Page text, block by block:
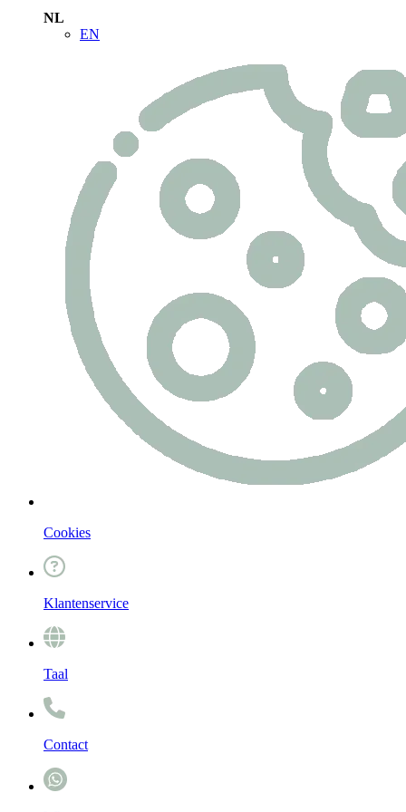
NL
EN
Cookies
Klantenservice
Taal
Contact